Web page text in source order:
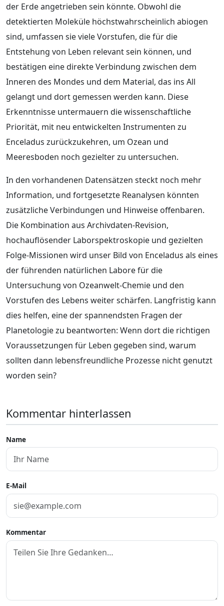
der Erde angetrieben sein könnte. Obwohl die
detektierten Moleküle höchstwahrscheinlich abiogen
sind, umfassen sie viele Vorstufen, die für die
Entstehung von Leben relevant sein können, und
bestätigen eine direkte Verbindung zwischen dem
Inneren des Mondes und dem Material, das ins All
gelangt und dort gemessen werden kann. Diese
Erkenntnisse untermauern die wissenschaftliche
Priorität, mit neu entwickelten Instrumenten zu
Enceladus zurückzukehren, um Ozean und
Meeresboden noch gezielter zu untersuchen.
In den vorhandenen Datensätzen steckt noch mehr
Information, und fortgesetzte Reanalysen könnten
zusätzliche Verbindungen und Hinweise offenbaren.
Die Kombination aus Archivdaten‑Revision,
hochauflösender Laborspektroskopie und gezielten
Folge-Missionen wird unser Bild von Enceladus als eines
der führenden natürlichen Labore für die
Untersuchung von Ozeanwelt‑Chemie und den
Vorstufen des Lebens weiter schärfen. Langfristig kann
dies helfen, eine der spannendsten Fragen der
Planetologie zu beantworten: Wenn dort die richtigen
Voraussetzungen für Leben gegeben sind, warum
sollten dann lebensfreundliche Prozesse nicht genutzt
worden sein?
Kommentar hinterlassen
Name
E-Mail
Kommentar